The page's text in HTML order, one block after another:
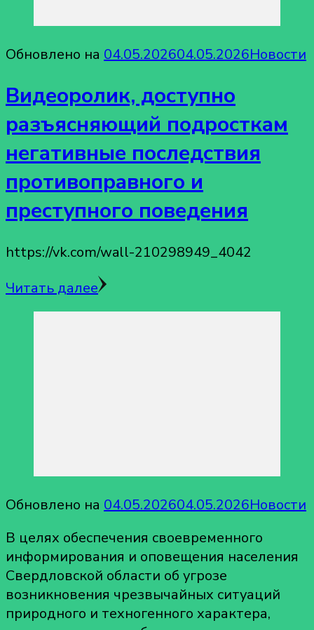
Обновлено на 04.05.202604.05.2026Новости
Видеоролик, доступно
разъясняющий подросткам
негативные последствия
противоправного и
преступного поведения
https://vk.com/wall-210298949_4042
Читать далее
Обновлено на 04.05.202604.05.2026Новости
В целях обеспечения своевременного
информирования и оповещения населения
Свердловской области об угрозе
возникновения чрезвычайных ситуаций
природного и техногенного характера,